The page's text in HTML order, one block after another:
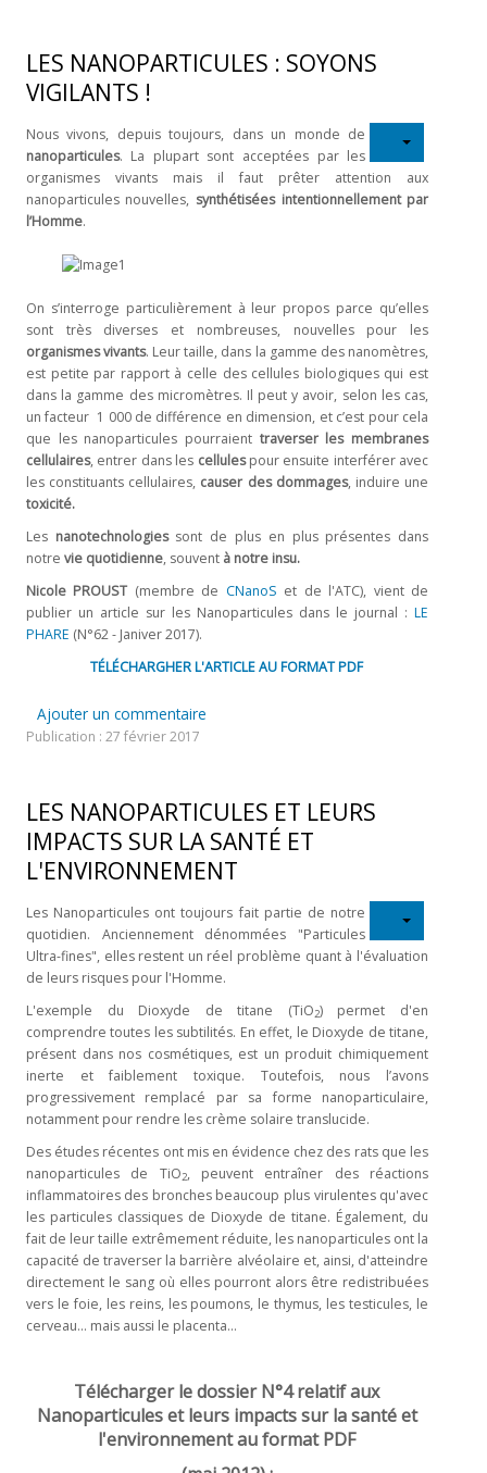
CONTACT
LES NANOPARTICULES : SOYONS
VIGILANTS !
Nous vivons, depuis toujours, dans un monde de
nanoparticules. La plupart sont acceptées par les
organismes vivants mais il faut prêter attention aux
nanoparticules nouvelles, synthétisées intentionnellement par
l’Homme.
On s’interroge particulièrement à leur propos parce qu’elles
sont très diverses et nombreuses, nouvelles pour les
organismes vivants. Leur taille, dans la gamme des nanomètres,
est petite par rapport à celle des cellules biologiques qui est
dans la gamme des micromètres. Il peut y avoir, selon les cas,
un facteur 1 000 de différence en dimension, et c’est pour cela
que les nanoparticules pourraient traverser les membranes
cellulaires, entrer dans les cellulespour ensuite interférer avec
les constituants cellulaires, causer des dommages, induire une
toxicité.
Les nanotechnologiessont de plus en plus présentes dans
notre vie quotidienne, souventà notre insu.
Nicole PROUST(membre de CNanoS et de l'ATC), vient de
publier un article sur les Nanoparticules dans le journal :LE
PHARE (N°62 - Janiver 2017).
TÉLÉCHARGHER L'ARTICLE AU FORMAT PDF
Ajouter un commentaire
Publication : 27 février 2017
LES NANOPARTICULES ET LEURS
IMPACTS SUR LA SANTÉ ET
L'ENVIRONNEMENT
Les Nanoparticules ont toujours fait partie de notre
quotidien. Anciennement dénommées "Particules
Ultra-fines", elles restent un réel problème quant à l'évaluation
de leurs risques pour l'Homme.
L'exemple du Dioxyde de titane (TiO2) permet d'en
comprendre toutes les subtilités. En effet, le Dioxyde de titane,
présent dans nos cosmétiques, est un produit chimiquement
inerte et faiblement toxique. Toutefois, nous l’avons
progressivement remplacé par sa forme nanoparticulaire,
notamment pour rendre les crème solaire translucide.
Des études récentes ont mis en évidence chez des rats que les
nanoparticules de TiO2, peuvent entraîner des réactions
inflammatoires des bronches beaucoup plus virulentes qu'avec
les particules classiques de Dioxyde de titane. Également, du
fait de leur taille extrêmement réduite, les nanoparticules ont la
capacité de traverser la barrière alvéolaire et, ainsi, d'atteindre
directement le sang où elles pourront alors être redistribuées
vers le foie, les reins, les poumons, le thymus, les testicules, le
cerveau... mais aussi le placenta...
Télécharger le dossier N°4 relatif aux
Nanoparticules et leurs impacts sur la santé et
l'environnement au format PDF